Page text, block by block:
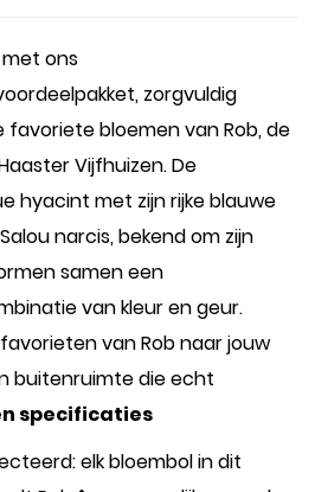
ons
zorgvuldig
bloemen van Rob, de
Vijfhuizen. De
hyacint met zijn rijke blauwe
narcis, bekend om zijn
samen een
van kleur en geur.
van Rob naar jouw
buitenruimte die echt
specificaties
elk bloembol in dit